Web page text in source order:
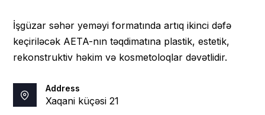
İşgüzar səhər yeməyi formatında artıq ikinci dəfə
keçiriləcək AETA-nın təqdimatına plastik, estetik,
rekonstruktiv həkim və kosmetoloqlar dəvətlidir.
Address
Xaqani küçəsi 21